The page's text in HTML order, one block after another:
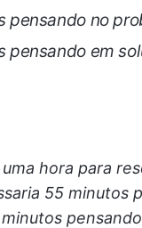
pensando no
pensando em
hora para
55 minutos